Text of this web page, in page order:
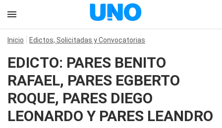
Inicio Edictos, Solicitadas y Convocatorias
EDICTO: PARES BENITO
RAFAEL, PARES EGBERTO
ROQUE, PARES DIEGO
LEONARDO Y PARES LEANDRO